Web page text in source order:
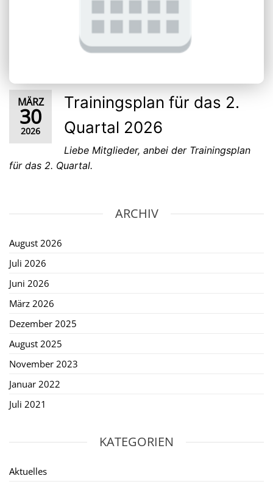
MÄRZ
30
2026
Trainingsplan für das 2.
Quartal 2026
Liebe Mitglieder, anbei der Trainingsplan
für das 2. Quartal.
ARCHIV
August 2026
Juli 2026
Juni 2026
März 2026
Dezember 2025
August 2025
November 2023
Januar 2022
Juli 2021
KATEGORIEN
Aktuelles